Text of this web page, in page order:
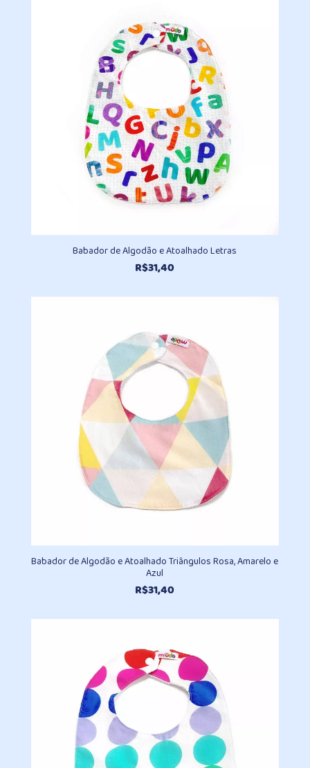
Babador de Algodão e Atoalhado Letras
R$31,40
Babador de Algodão e Atoalhado Triângulos Rosa, Amarelo e
Azul
R$31,40